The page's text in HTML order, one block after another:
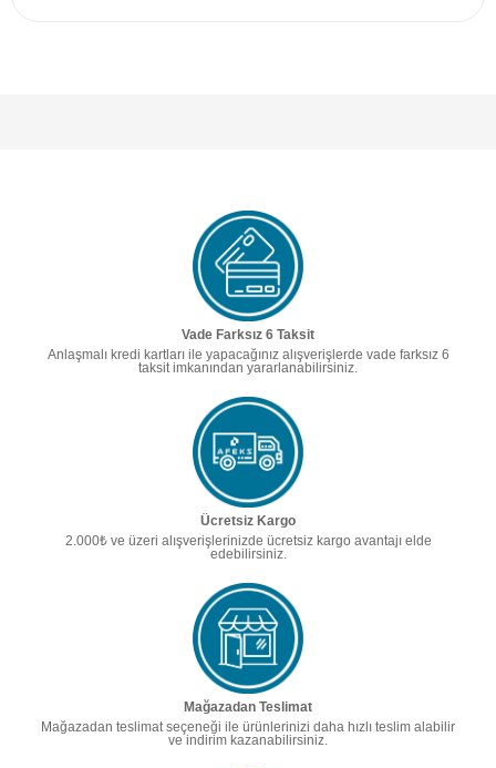
Vade Farksız 6 Taksit
Anlaşmalı kredi kartları ile yapacağınız alışverişlerde vade farksız 6
taksit imkanından yararlanabilirsiniz.
Ücretsiz Kargo
2.000₺ ve üzeri alışverişlerinizde ücretsiz kargo avantajı elde
edebilirsiniz.
Mağazadan Teslimat
Mağazadan teslimat seçeneği ile ürünlerinizi daha hızlı teslim alabilir
ve indirim kazanabilirsiniz.